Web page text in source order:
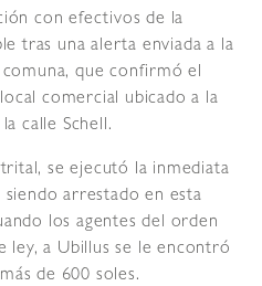
con efectivos de la
tras una alerta enviada a la
que confirmó el
comercial ubicado a la
calle Schell.
se ejecutó la inmediata
siendo arrestado en esta
los agentes del orden
ley, a Ubillus se le encontró
de 600 soles.